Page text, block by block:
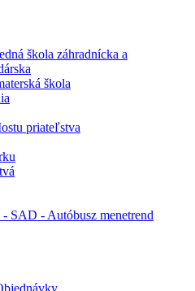
škola záhradnícka a
škola
priateľstva
SAD - Autóbusz menetrend